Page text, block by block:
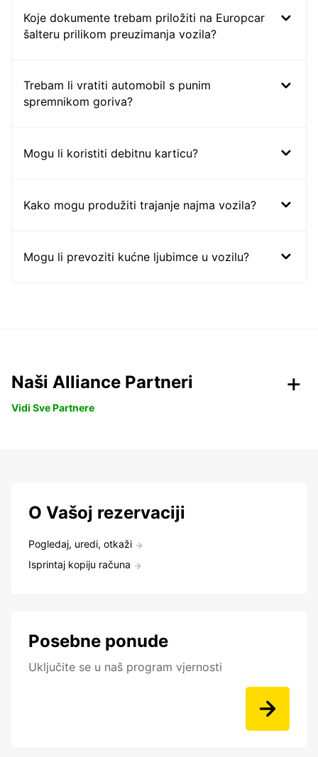
Koje dokumente trebam priložiti na Europcar
šalteru prilikom preuzimanja vozila?
Trebam li vratiti automobil s punim
spremnikom goriva?
Mogu li koristiti debitnu karticu?
Kako mogu produžiti trajanje najma vozila?
Mogu li prevoziti kućne ljubimce u vozilu?
Naši Alliance Partneri
Vidi Sve Partnere
O Vašoj rezervaciji
Pogledaj, uredi, otkaži
Isprintaj kopiju računa
Posebne ponude
Uključite se u naš program vjernosti